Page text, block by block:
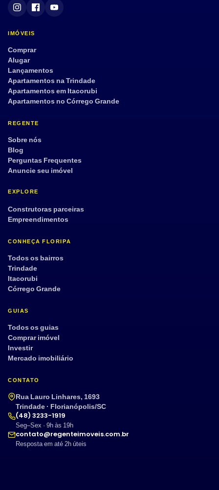
IMÓVEIS
Comprar
Alugar
Lançamentos
Apartamentos na Trindade
Apartamentos em Itacorubi
Apartamentos no Córrego Grande
REGENTE
Sobre nós
Blog
Perguntas Frequentes
Anuncie seu imóvel
EXPLORE
Construtoras parceiras
Empreendimentos
CONHEÇA FLORIPA
Todos os bairros
Trindade
Itacorubi
Córrego Grande
GUIAS
Todos os guias
Comprar imóvel
Investir
Mercado imobiliário
CONTATO
Rua Lauro Linhares, 1693
Trindade · Florianópolis/SC
(48) 3233-1919
Seg–Sex · 9h às 19h
contato@regenteimoveis.com.br
Resposta em até 2h úteis